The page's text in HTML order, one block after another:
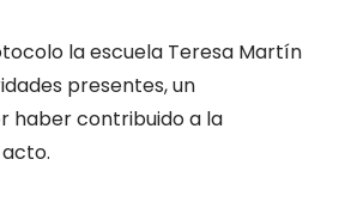
la escuela Teresa Martín
presentes, un
haber contribuido a la